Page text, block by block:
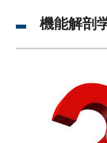
機能解剖